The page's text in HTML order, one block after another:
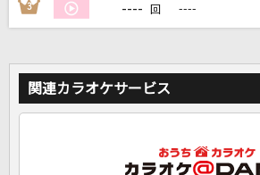
自宅でカラオケ歌い放題！
3 ---- 回 ----
関連カラオケサービス